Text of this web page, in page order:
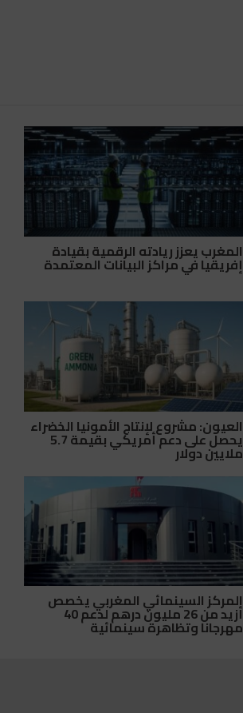
المغرب يعزز ريادته الرقمية بقيادة
إفريقيا في مراكز البيانات المعتمدة
العيون: مشروع لإنتاج الأمونيا الخضراء
يحصل على دعم أمريكي بقيمة 5.7
ملايين دولار
المركز السينمائي المغربي يخصص
أزيد من 26 مليون درهم لدعم 40
مهرجانا وتظاهرة سينمائية